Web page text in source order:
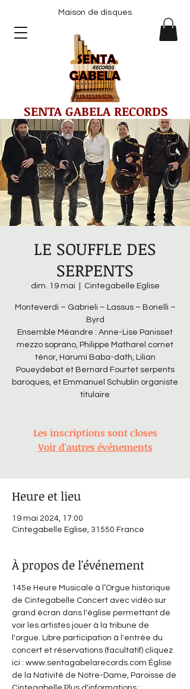
SENTA GABELA RECORDS
Maison de disques
LE SOUFFLE DES
SERPENTS
dim. 19 mai Cintegabelle Eglise
Monteverdi – Gabrieli – Lassus – Bonelli –
Byrd
Ensemble Méandre : Anne-Lise Panisset
mezzo soprano, Philippe Matharel cornet
ténor, Harumi Baba-dath, Lilian
Poueydebat et Bernard Fourtet serpents
baroques, et Emmanuel Schublin organiste
titulaire
Les inscriptions sont closes
Voir d'autres événements
Heure et lieu
19 mai 2024, 17:00
Cintegabelle Eglise, 31550 France
À propos de l'événement
145e Heure Musicale à l’Orgue historique
de Cintegabelle Concert avec vidéo sur
grand écran dans l'église permettant de
voir les artistes jouer à la tribune de
l'orgue. Libre participation à l'entrée du
concert et réservations (facultatif) cliquez
ici : www.sentagabelarecords.com Église
de la Nativité de Notre-Dame, Paroisse de